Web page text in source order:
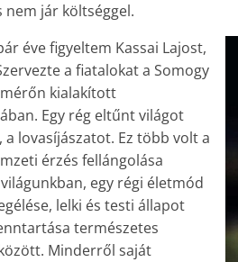
nem jár költséggel.
éve figyeltem Kassai Lajost,
a fiatalokat a Somogy
kialakított
Egy rég eltűnt világot
lovasíjászatot. Ez több volt a
érzés fellángolása
egy régi életmód
lelki és testi állapot
természetes
Minderről saját